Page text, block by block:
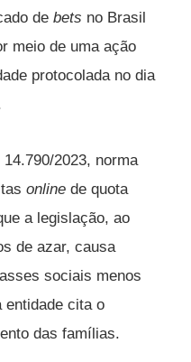
de bets no Brasil
meio de uma ação
protocolada no dia
2023, norma
online de quota
a legislação, ao
de azar, causa
sociais menos
entidade cita o
das famílias.